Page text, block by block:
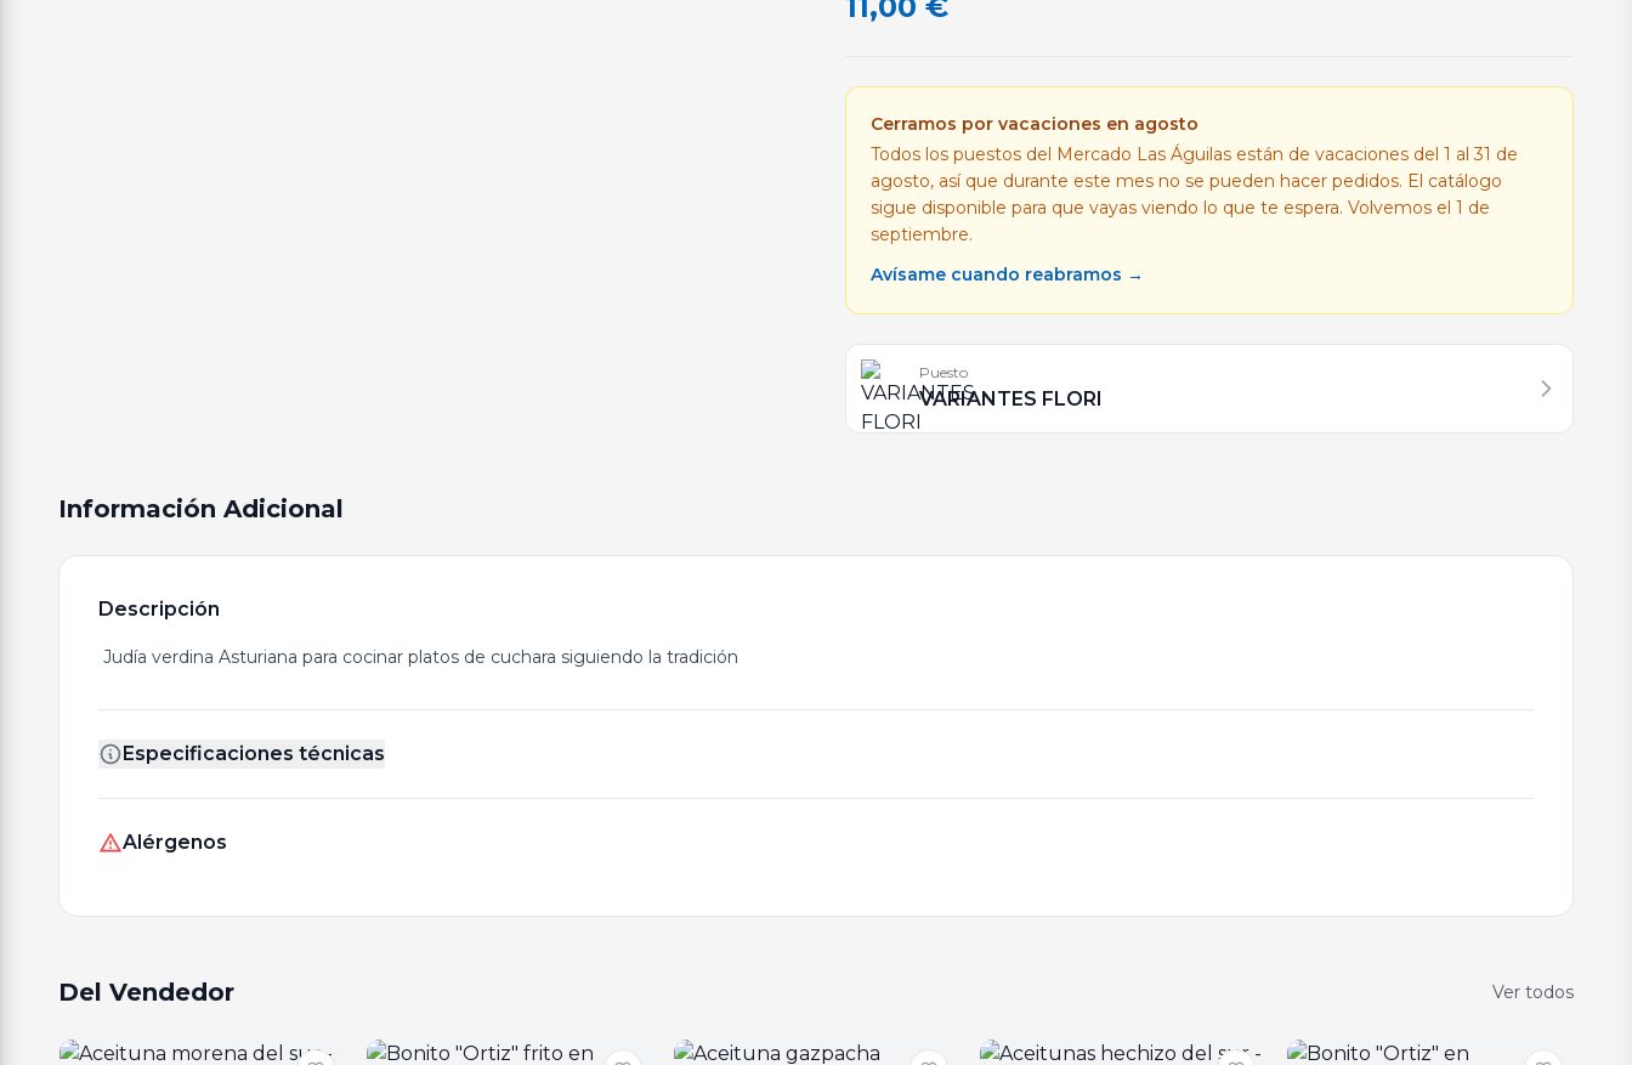
11,00 €
Cerramos por vacaciones en agosto
Todos los puestos del Mercado Las Águilas están de vacaciones del 1 al 31 de
agosto, así que durante este mes no se pueden hacer pedidos. El catálogo
sigue disponible para que vayas viendo lo que te espera. Volvemos el 1 de
septiembre.
Avísame cuando reabramos →
Puesto
VARIANTES FLORI
Información Adicional
Descripción
Judía verdina Asturiana para cocinar platos de cuchara siguiendo la tradición
Especificaciones técnicas
Alérgenos
Del Vendedor Ver todos